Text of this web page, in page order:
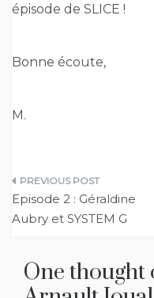
épisode de SLICE !
Bonne écoute,
M.
Navigation
de
Episode 2 : Géraldine
Aubry et SYSTEM G
One thought